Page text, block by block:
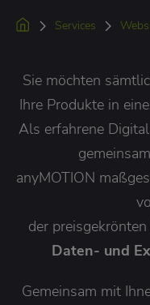
Services
Sie möchten
Ihre Produkte in
Als erfahrene
anyMOTION
der preisgekrönten
Daten- und
Gemeinsam mit